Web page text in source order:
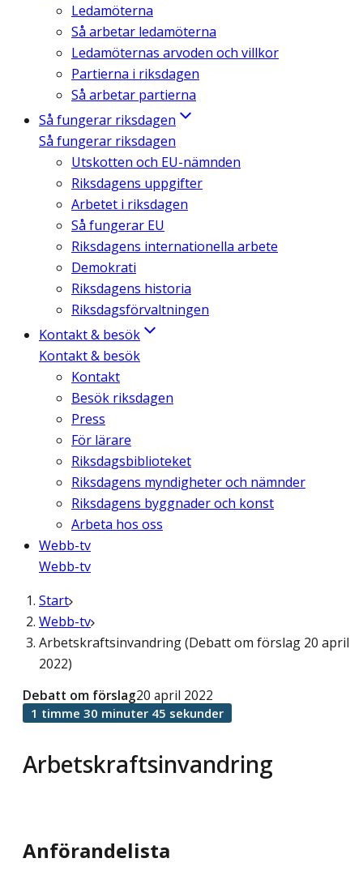
Ledamöterna
Så arbetar ledamöterna
Ledamöternas arvoden och villkor
Partierna i riksdagen
Så arbetar partierna
Så fungerar riksdagen
Så fungerar riksdagen
Utskotten och EU-nämnden
Riksdagens uppgifter
Arbetet i riksdagen
Så fungerar EU
Riksdagens internationella arbete
Demokrati
Riksdagens historia
Riksdagsförvaltningen
Kontakt & besök
Kontakt & besök
Kontakt
Besök riksdagen
Press
För lärare
Riksdagsbiblioteket
Riksdagens myndigheter och nämnder
Riksdagens byggnader och konst
Arbeta hos oss
Webb-tv
Webb-tv
Start
Webb-tv
Arbetskraftsinvandring (Debatt om förslag 20 april
2022)
Arbetskraftsinvandring
Debatt om förslag20 april 2022
1 timme 30 minuter 45 sekunder
Anförandelista